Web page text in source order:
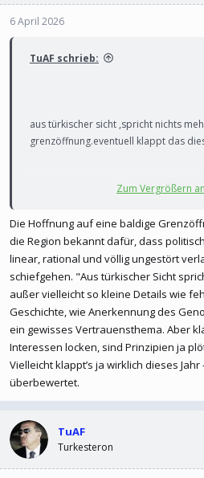
6 April 2026
TuAF schrieb:
aus türkischer sicht ,spricht nichts
grenzöffnung.eventuell klappt das
Türkei und Armenien:
Grenzübergänge?​
Seit Jahrzehnten verharrten die
schotteten sich ab. Nach der
die türkische Wirtschaft auf gute
Logistikrouten könnten der
neue Perspektiven​
Seit 2022 gibt es jedoch eine
Binnenstaat Armenien besteht
Ankara die Ereignisse von 1915
Zum Vergrößern
Die Hoffnung auf eine baldige
die Region bekannt dafür, dass
linear, rational und völlig ungestört
schiefgehen. "Aus türkischer Sicht
außer vielleicht so kleine Details wie
Geschichte, wie Anerkennung des
ein gewisses Vertrauensthema. Aber
Interessen locken, sind Prinzipien ja
Vielleicht klappt’s ja wirklich dieses
überbewertet.
TuAF
Turkesteron